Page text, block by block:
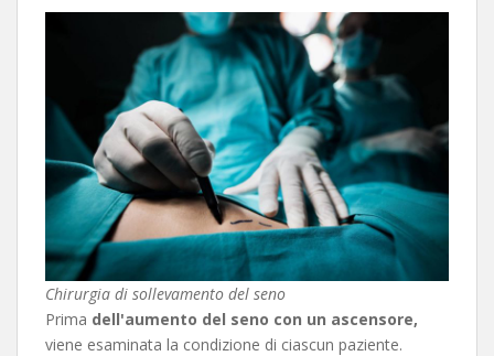
Chirurgia di sollevamento del seno
Prima dell'aumento del seno con un ascensore,
viene esaminata la condizione di ciascun paziente.